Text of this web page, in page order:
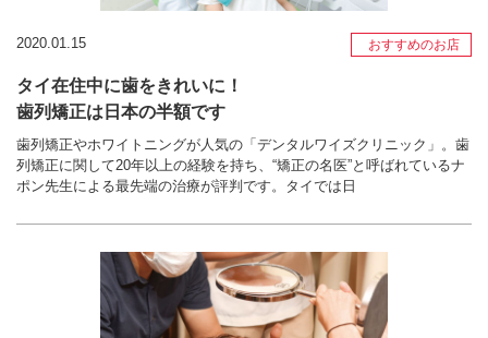
2020.01.15 おすすめのお店
タイ在住中に歯をきれいに！
歯列矯正は日本の半額です
歯列矯正やホワイトニングが人気の「デンタルワイズクリニック」。歯
列矯正に関して20年以上の経験を持ち、“矯正の名医”と呼ばれているナ
ポン先生による最先端の治療が評判です。タイでは日